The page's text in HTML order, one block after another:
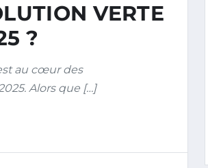
VERTE
?
au cœur des
Alors que […]